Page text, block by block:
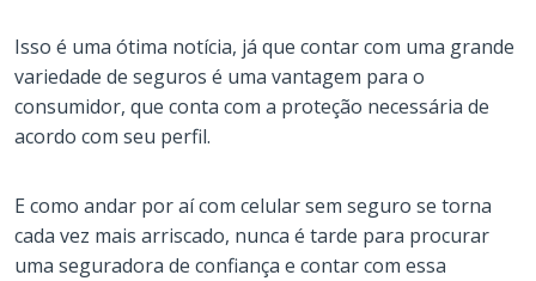
Isso é uma ótima notícia, já que contar com uma grande
variedade de seguros é uma vantagem para o
consumidor, que conta com a proteção necessária de
acordo com seu perfil.
E como andar por aí com celular sem seguro se torna
cada vez mais arriscado, nunca é tarde para procurar
uma seguradora de confiança e contar com essa